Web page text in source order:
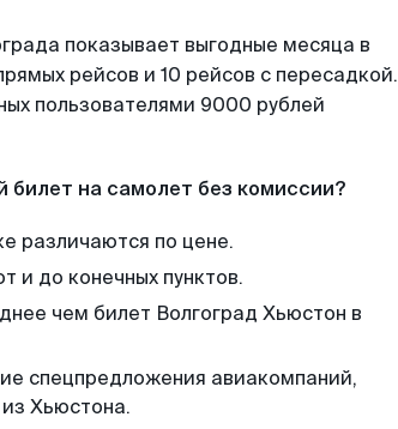
показывает выгодные месяца в
рейсов и 10 рейсов с пересадкой.
пользователями 9000 рублей
билет на самолет без комиссии?
различаются по цене.
и до конечных пунктов.
чем билет Волгоград Хьюстон в
спецпредложения авиакомпаний,
Хьюстона.